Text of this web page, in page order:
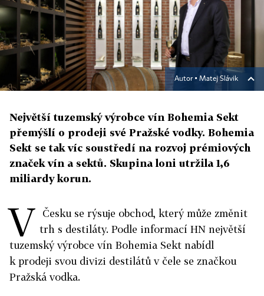
Autor ▪ Matej Slávik
Největší tuzemský výrobce vín Bohemia Sekt
přemýšlí o prodeji své Pražské vodky. Bohemia
Sekt se tak víc soustředí na rozvoj prémiových
značek vín a sektů. Skupina loni utržila 1,6
miliardy korun.
V
Česku se rýsuje obchod, který může změnit
trh s destiláty. Podle informací HN největší
tuzemský výrobce vín Bohemia Sekt nabídl
k prodeji svou divizi destilátů v čele se značkou
Pražská vodka.